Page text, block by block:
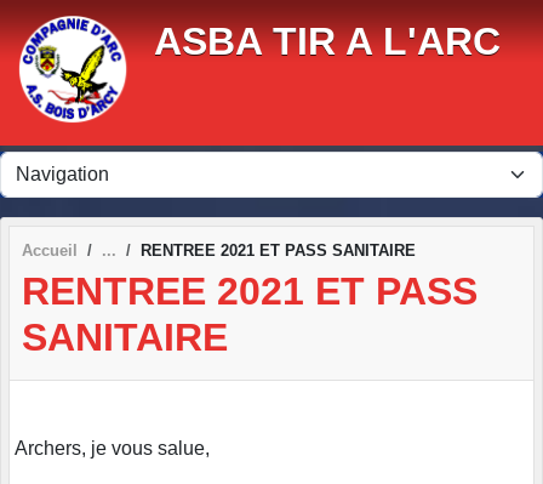
ASBA TIR A L'ARC
Accueil RENTREE 2021 ET PASS SANITAIRE
RENTREE 2021 ET PASS
SANITAIRE
Archers, je vous salue,
Panneau de gestion des cookies